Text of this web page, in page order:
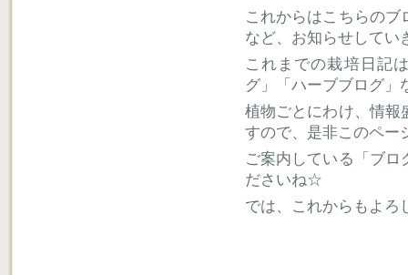
これからはこちらの
など、お知らせしてい
これまでの栽培日記
グ」「ハーブブログ」
植物ごとにわけ、情報
すので、是非このペー
ご案内している「ブ
ださいね☆
では、これからもよろ